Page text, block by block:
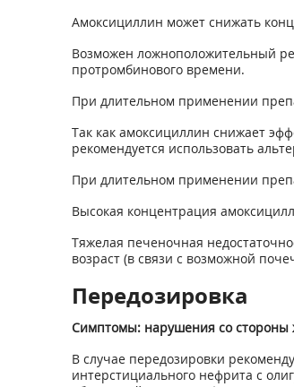
Амоксициллин может снижать
Возможен ложноположительный
протромбинового времени.
При длительном применении
Так как амоксициллин снижает
рекомендуется использовать
При длительном применении
Высокая концентрация
Тяжелая печеночная
возраст (в связи с возможной
Передозировка
Симптомы: нарушения со стороны
В случае передозировки
интерстициального нефрита с